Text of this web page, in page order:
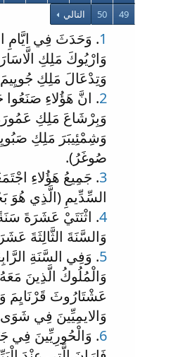
49
50 التالي
1. وَحَدَثَ فِي ايَّامِ
وَارْيُوكَ مَلِكِ
وَتِدْعَالَ مَلِكِ جُويِيمَ
2. انَّ هَؤُلاءِ
وَبِرْشَاعَ مَلِكِ
وَشِمْئِيبَرَ مَلِكِ
صُوغَرُ).
3. جَمِيعُ هَؤُلاءِ
السِّدِّيمِ (الَّذِي هُوَ
4. اثْنَتَيْ عَشَرَةَ
وَالسَّنَةَ الثَّالِثَةَ
5. وَفِي السَّنَةِ
وَالْمُلُوكُ الَّذِينَ
عَشْتَارُوثَ قَرْنَايِمَ
وَالايمِيِّينَ فِي شَوَى
6. وَالْحُورِيِّينَ فِي